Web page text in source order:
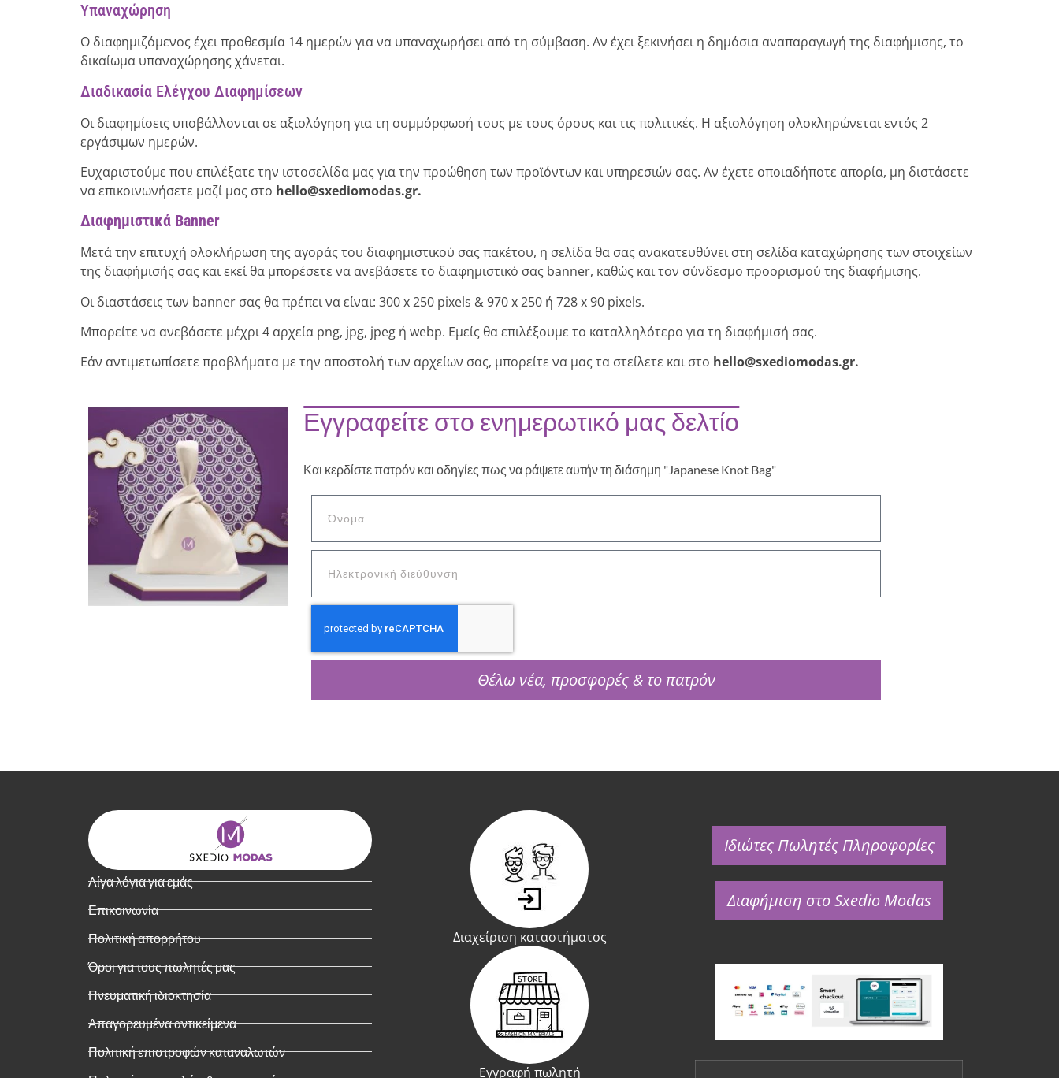
Υπαναχώρηση
Ο διαφημιζόμενος έχει προθεσμία 14 ημερών για να υπαναχωρήσει από τη σύμβαση. Αν έχει ξεκινήσει η δημόσια αναπαραγωγή της διαφήμισης, το
δικαίωμα υπαναχώρησης χάνεται.
Διαδικασία Ελέγχου Διαφημίσεων
Οι διαφημίσεις υποβάλλονται σε αξιολόγηση για τη συμμόρφωσή τους με τους όρους και τις πολιτικές. Η αξιολόγηση ολοκληρώνεται εντός 2
εργάσιμων ημερών.
Ευχαριστούμε που επιλέξατε την ιστοσελίδα μας για την προώθηση των προϊόντων και υπηρεσιών σας. Αν έχετε οποιαδήποτε απορία, μη διστάσετε
να επικοινωνήσετε μαζί μας στο hello@sxediomodas.gr.
Διαφημιστικά Banner
Μετά την επιτυχή ολοκλήρωση της αγοράς του διαφημιστικού σας πακέτου, η σελίδα θα σας ανακατευθύνει στη σελίδα καταχώρησης των στοιχείων
της διαφήμισής σας και εκεί θα μπορέσετε να ανεβάσετε το διαφημιστικό σας banner, καθώς και τον σύνδεσμο προορισμού της διαφήμισης.
Οι διαστάσεις των banner σας θα πρέπει να είναι: 300 x 250 pixels & 970 x 250 ή 728 x 90 pixels.
Μπορείτε να ανεβάσετε μέχρι 4 αρχεία png, jpg, jpeg ή webp. Εμείς θα επιλέξουμε το καταλληλότερο για τη διαφήμισή σας.
Εάν αντιμετωπίσετε προβλήματα με την αποστολή των αρχείων σας, μπορείτε να μας τα στείλετε και στο hello@sxediomodas.gr.
Εγγραφείτε στο ενημερωτικό μας δελτίο
Και κερδίστε πατρόν και οδηγίες πως να ράψετε αυτήν τη διάσημη "Japanese Knot Bag"
Θέλω νέα, προσφορές & το πατρόν
Λίγα λόγια για εμάς
Επικοινωνία
Πολιτική απορρήτου
Όροι για τους πωλητές μας
Πνευματική ιδιοκτησία
Απαγορευμένα αντικείμενα
Πολιτική επιστροφών καταναλωτών
Διαχείριση καταστήματος
Εγγραφή πωλητή
Ιδιώτες Πωλητές Πληροφορίες
Διαφήμιση στο Sxedio Modas